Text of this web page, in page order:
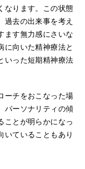
なります。この状態
過去の出来事を考え
ます無力感にさいな
に向いた精神療法と
いった短期精神療法
ーチをおこなった場
パーソナリティの傾
ことが明らかになっ
いていることもあり